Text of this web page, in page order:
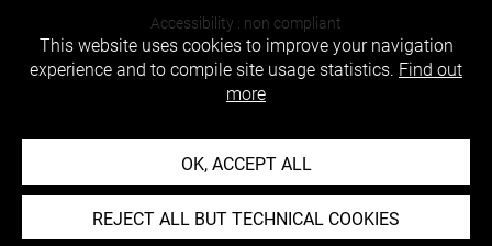
Accessibility : non compliant
This website uses cookies to improve your navigation
experience and to compile site usage statistics. Find out
more
OK, ACCEPT ALL
REJECT ALL BUT TECHNICAL COOKIES